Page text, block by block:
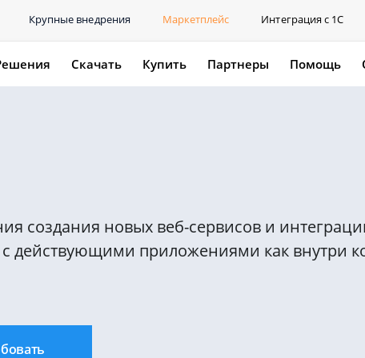
Крупные внедрения Маркетплейс Интеграция с 1С
Скачать Купить Партнеры Помощь
создания новых веб-сервисов и
с действующими приложениями как внутри